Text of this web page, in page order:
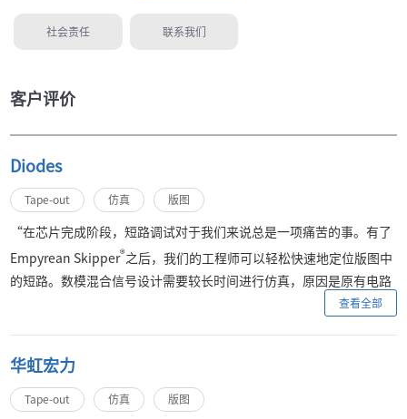
社会责任 联系我们
客户评价
Diodes
Tape-out 仿真 版图
“在芯片完成阶段，短路调试对于我们来说总是一项痛苦的事。有了
Empyrean Skipper®之后，我们的工程师可以轻松快速地定位版图中
的短路。数模混合信号设计需要较长时间进行仿真，原因是原有电路
仿真器需要先将数字模块转换成晶体管级模块再进行SPICE电路仿
查看全部
华虹宏力
Tape-out 仿真 版图